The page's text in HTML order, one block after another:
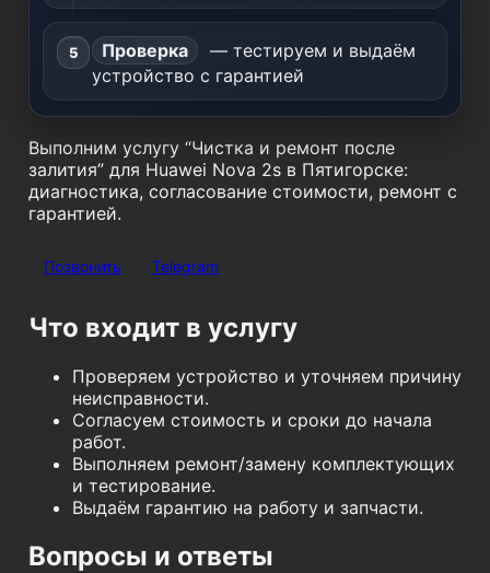
Проверка
— тестируем и выдаём
устройство с гарантией
Выполним услугу “Чистка и ремонт после
залития” для Huawei Nova 2s в Пятигорске:
диагностика, согласование стоимости, ремонт с
гарантией.
Позвонить Telegram
Что входит в услугу
Проверяем устройство и уточняем причину
неисправности.
Согласуем стоимость и сроки до начала
работ.
Выполняем ремонт/замену комплектующих
и тестирование.
Выдаём гарантию на работу и запчасти.
Вопросы и ответы